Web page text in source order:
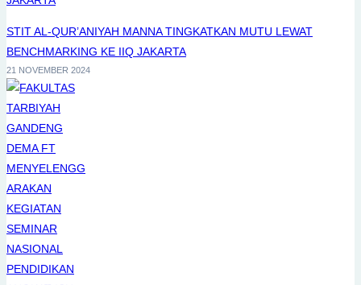
STIT AL-QUR’ANIYAH MANNA TINGKATKAN MUTU LEWAT
BENCHMARKING KE IIQ JAKARTA
21 NOVEMBER 2024